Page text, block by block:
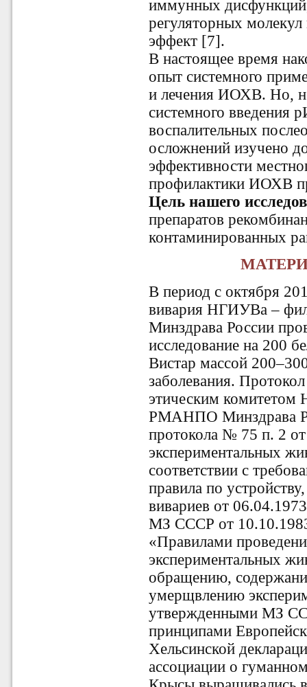
иммунных
регуляторных
эффект [7].
В настоящее время
опыт системного
и лечения ИОХВ. Но,
системного введения
воспалительных
осложнений изучено
эффективности
профилактики ИОХВ
Цель нашего
препаратов
контаминированных
В период с октября
вивария НГИУВа –
Минздрава России
исследование на 200
Вистар массой
заболевания.
этическим
РМАНПО Минздрава
протокола № 75 п. 2
экспериментальных
соответствии с
правила по
вивариев от
МЗ СССР от
«Правилами
экспериментальных
обращению,
умерщвлению
утвержденными МЗ
принципами
Хельсинской
ассоциации о